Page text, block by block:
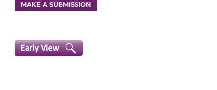
MAKE A SUBMISSION